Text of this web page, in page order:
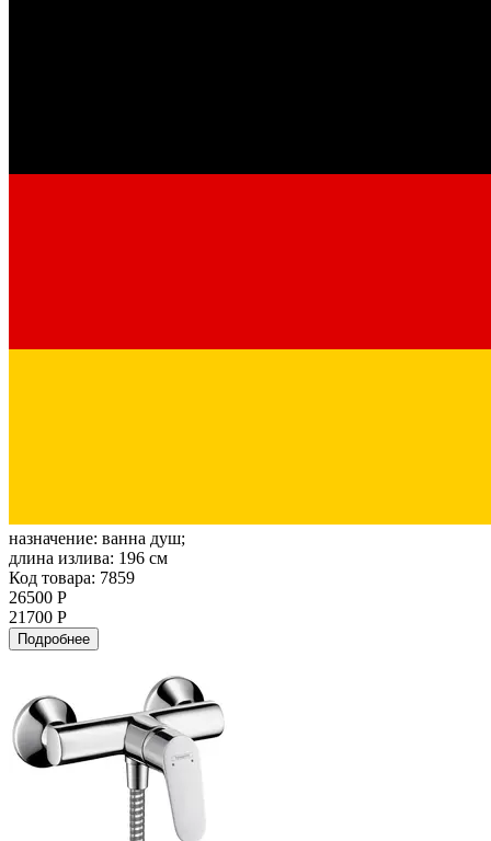
назначение: ванна душ;
длина излива: 196 см
Код товара: 7859
26500 Р
21700 Р
Подробнее